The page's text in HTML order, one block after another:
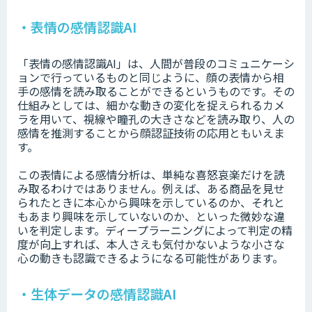
・表情の感情認識AI
「表情の感情認識AI」は、人間が普段のコミュニケーシ
ョンで行っているものと同じように、顔の表情から相
手の感情を読み取ることができるというものです。その
仕組みとしては、細かな動きの変化を捉えられるカメ
ラを用いて、視線や瞳孔の大きさなどを読み取り、人の
感情を推測することから顔認証技術の応用ともいえま
す。
この表情による感情分析は、単純な喜怒哀楽だけを読
み取るわけではありません。例えば、ある商品を見せ
られたときに本心から興味を示しているのか、それと
もあまり興味を示していないのか、といった微妙な違
いを判定します。ディープラーニングによって判定の精
度が向上すれば、本人さえも気付かないような小さな
心の動きも認識できるようになる可能性があります。
・生体データの感情認識AI